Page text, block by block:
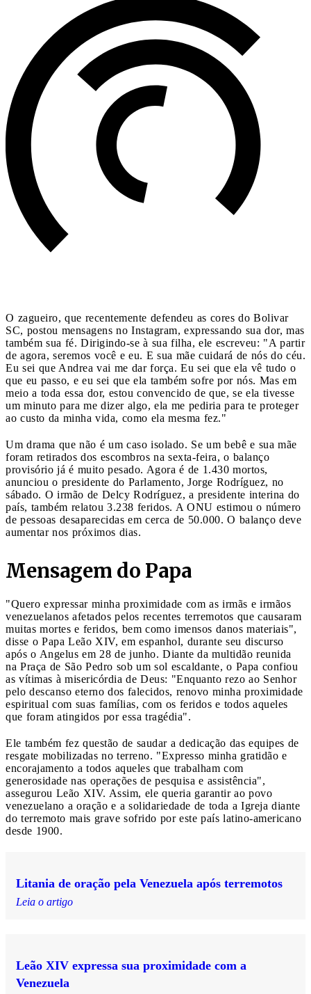
O zagueiro, que recentemente defendeu as cores do Bolivar
SC, postou mensagens no Instagram, expressando sua dor, mas
também sua fé. Dirigindo-se à sua filha, ele escreveu: "A partir
de agora, seremos você e eu. E sua mãe cuidará de nós do céu.
Eu sei que Andrea vai me dar força. Eu sei que ela vê tudo o
que eu passo, e eu sei que ela também sofre por nós. Mas em
meio a toda essa dor, estou convencido de que, se ela tivesse
um minuto para me dizer algo, ela me pediria para te proteger
ao custo da minha vida, como ela mesma fez."
Um drama que não é um caso isolado. Se um bebê e sua mãe
foram retirados dos escombros na sexta-feira, o balanço
provisório já é muito pesado. Agora é de 1.430 mortos,
anunciou o presidente do Parlamento, Jorge Rodríguez, no
sábado. O irmão de Delcy Rodríguez, a presidente interina do
país, também relatou 3.238 feridos. A ONU estimou o número
de pessoas desaparecidas em cerca de 50.000. O balanço deve
aumentar nos próximos dias.
Mensagem do Papa
"Quero expressar minha proximidade com as irmãs e irmãos
venezuelanos afetados pelos recentes terremotos que causaram
muitas mortes e feridos, bem como imensos danos materiais",
disse o Papa Leão XIV, em espanhol, durante seu discurso
após o Angelus em 28 de junho. Diante da multidão reunida
na Praça de São Pedro sob um sol escaldante, o Papa confiou
as vítimas à misericórdia de Deus: "Enquanto rezo ao Senhor
pelo descanso eterno dos falecidos, renovo minha proximidade
espiritual com suas famílias, com os feridos e todos aqueles
que foram atingidos por essa tragédia".
Ele também fez questão de saudar a dedicação das equipes de
resgate mobilizadas no terreno. "Expresso minha gratidão e
encorajamento a todos aqueles que trabalham com
generosidade nas operações de pesquisa e assistência",
assegurou Leão XIV. Assim, ele queria garantir ao povo
venezuelano a oração e a solidariedade de toda a Igreja diante
do terremoto mais grave sofrido por este país latino-americano
desde 1900.
Litania de oração pela Venezuela após terremotos
Leia o artigo
Leão XIV expressa sua proximidade com a
Venezuela